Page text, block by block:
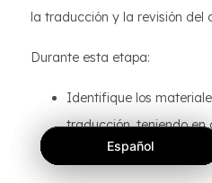
la traducción y la revisión del
Durante esta etapa:
Identifique los
traducción, teniendo en
reglamentarios y los
Español
Español
Español